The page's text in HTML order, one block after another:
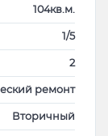
104кв.м.
1/5
2
ремонт
Вторичный